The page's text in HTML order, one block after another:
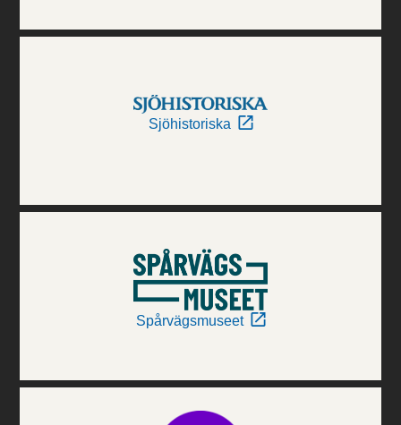
Sjöhistoriska
Spårvägsmuseet